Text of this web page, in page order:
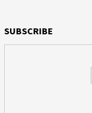
SUBSCRIBE